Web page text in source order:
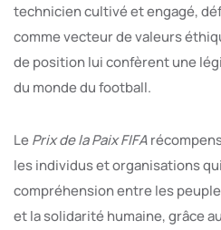
technicien cultivé et engagé,
comme vecteur de valeurs
de position lui confèrent une
du monde du football.
LePrix de la Paix FIFA
les individus et organisations
compréhension entre les
et la solidarité humaine, grâce